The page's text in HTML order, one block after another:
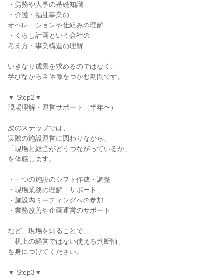
・労務や人事の基礎知識
・介護・福祉事業の
オペレーションや仕組みの理解
・くらし計画という会社の
考え方・事業構造の理解
いきなり成果を求めるのではなく、
学びながら全体像をつかむ期間です。
▼ Step2▼
現場理解・運営サポート（半年〜）
次のステップでは、
実際の施設運営に関わりながら、
「現場と経営がどうつながっているか」
を体感します。
・一つの施設のシフト作成・調整
・現場業務の理解・サポート
・施設内ミーティングへの参加
・業務改善や企画運営のサポート
など、現場を知ることで、
「机上の経営ではない使える判断軸」
を身につけてください。
▼ Step3▼